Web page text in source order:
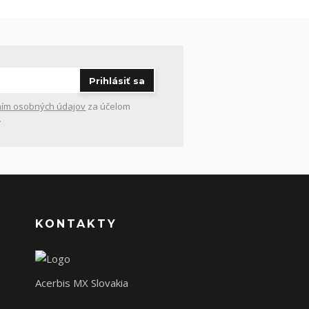
Prihlásiť sa
osobných údajov za účelom
KONTAKTY
Acerbis MX Slovakia